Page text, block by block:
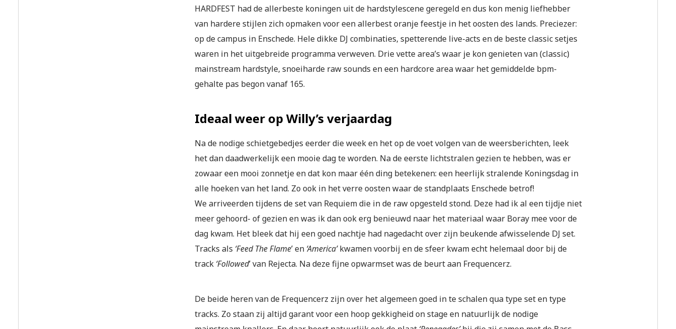
HARDFEST had de allerbeste koningen uit de hardstylescene geregeld en dus kon menig liefhebber
van hardere stijlen zich opmaken voor een allerbest oranje feestje in het oosten des lands. Preciezer:
op de campus in Enschede. Hele dikke DJ combinaties, spetterende live-acts en de beste classic setjes
waren in het uitgebreide programma verweven. Drie vette area’s waar je kon genieten van (classic)
mainstream hardstyle, snoeiharde raw sounds en een hardcore area waar het gemiddelde bpm-
gehalte pas begon vanaf 165.
Ideaal weer op Willy’s verjaardag
Na de nodige schietgebedjes eerder die week en het op de voet volgen van de weersberichten, leek
het dan daadwerkelijk een mooie dag te worden. Na de eerste lichtstralen gezien te hebben, was er
zowaar een mooi zonnetje en dat kon maar één ding betekenen: een heerlijk stralende Koningsdag in
alle hoeken van het land. Zo ook in het verre oosten waar de standplaats Enschede betrof!
We arriveerden tijdens de set van Requiem die in de raw opgesteld stond. Deze had ik al een tijdje niet
meer gehoord- of gezien en was ik dan ook erg benieuwd naar het materiaal waar Boray mee voor de
dag kwam. Het bleek dat hij een goed nachtje had nagedacht over zijn beukende afwisselende DJ set.
Tracks als ‘Feed The Flame’ en ‘America’kwamen voorbij en de sfeer kwam echt helemaal door bij de
track‘Followed’ van Rejecta. Na deze fijne opwarmset was de beurt aan Frequencerz.
De beide heren van de Frequencerz zijn over het algemeen goed in te schalen qua type set en type
tracks. Zo staan zij altijd garant voor een hoop gekkigheid on stage en natuurlijk de nodige